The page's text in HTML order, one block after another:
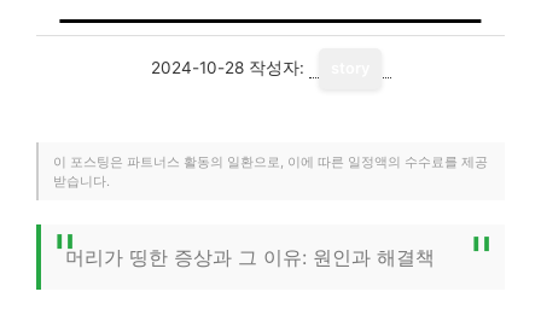
2024-10-28 작성자:
이 포스팅은 파트너스 활동의 일환으로, 이에 따른 일정액의 수수료를 제공
받습니다.
머리가 띵한 증상과 그 이유: 원인과 해결책